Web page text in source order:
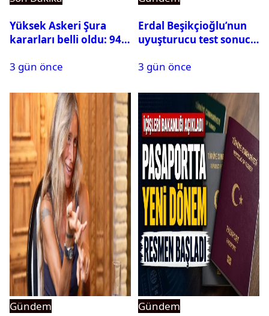
Yüksek Askeri Şura
kararları belli oldu: 94
3 gün önce
Erdal Beşikçioğlu’nun
uyuşturucu test sonucu
3 gün önce
Gündem
Gündem